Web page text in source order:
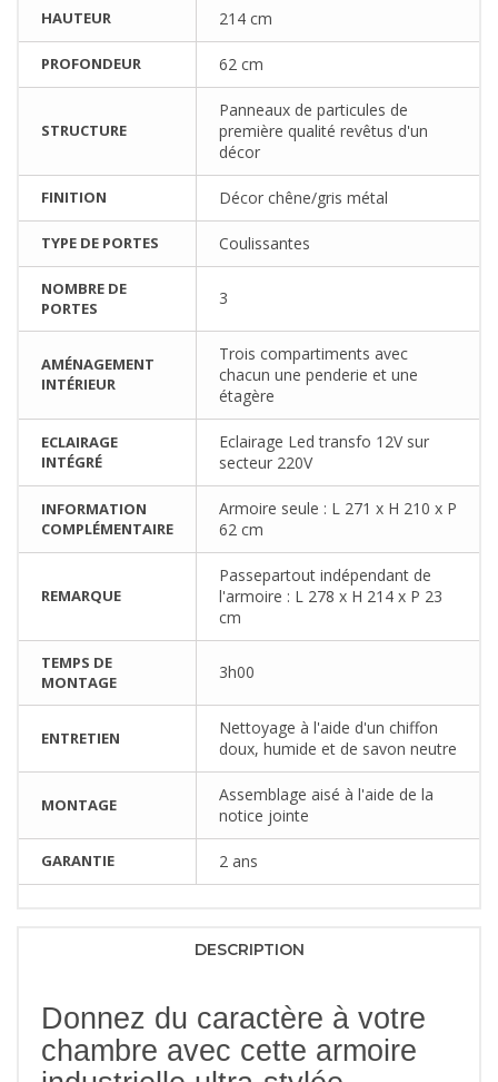
HAUTEUR 214 cm
PROFONDEUR 62 cm
STRUCTURE
Panneaux de particules de
première qualité revêtus d'un
décor
FINITION Décor chêne/gris métal
TYPE DE PORTES Coulissantes
NOMBRE DE
PORTES
3
AMÉNAGEMENT
INTÉRIEUR
Trois compartiments avec
chacun une penderie et une
étagère
ECLAIRAGE
INTÉGRÉ
Eclairage Led transfo 12V sur
secteur 220V
INFORMATION
COMPLÉMENTAIRE
Armoire seule : L 271 x H 210 x P
62 cm
REMARQUE
Passepartout indépendant de
l'armoire : L 278 x H 214 x P 23
cm
TEMPS DE
MONTAGE
3h00
ENTRETIEN
Nettoyage à l'aide d'un chiffon
doux, humide et de savon neutre
MONTAGE
Assemblage aisé à l'aide de la
notice jointe
GARANTIE 2 ans
DESCRIPTION
Donnez du caractère à votre
chambre avec cette armoire